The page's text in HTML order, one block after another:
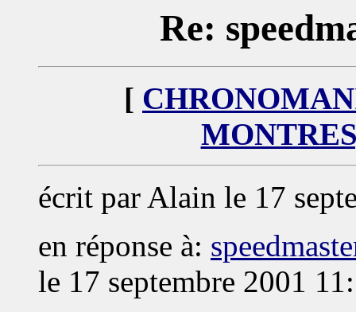
Re:
[
écrit par Alain le 17
en réponse à:
le 17 septembre 2001